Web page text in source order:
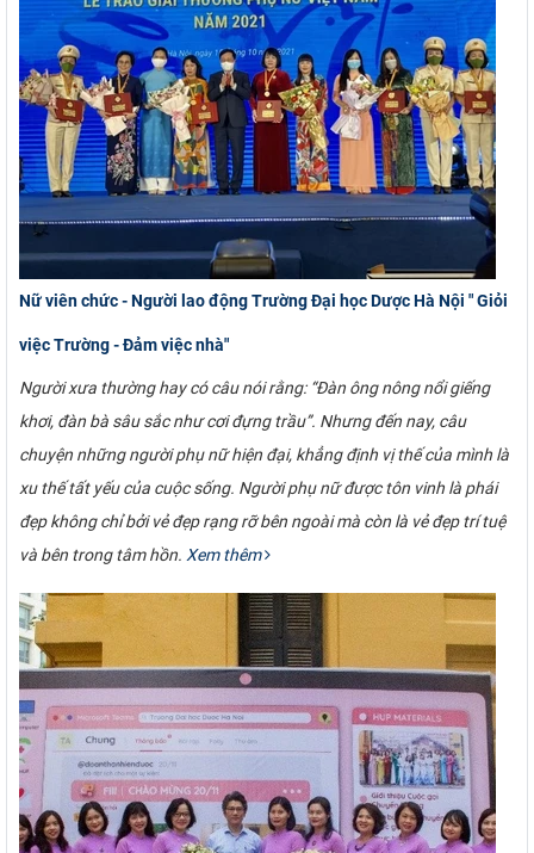
Nữ viên chức - Người lao động Trường Đại học Dược Hà Nội " Giỏi
việc Trường - Đảm việc nhà"
Người xưa thường hay có câu nói rằng: “Đàn ông nông nổi giếng
khơi, đàn bà sâu sắc như cơi đựng trầu”. Nhưng đến nay, câu
chuyện những người phụ nữ hiện đại, khẳng định vị thế của mình là
xu thế tất yếu của cuộc sống. Người phụ nữ được tôn vinh là phái
đẹp không chỉ bởi vẻ đẹp rạng rỡ bên ngoài mà còn là vẻ đẹp trí tuệ
và bên trong tâm hồn. Xem thêm